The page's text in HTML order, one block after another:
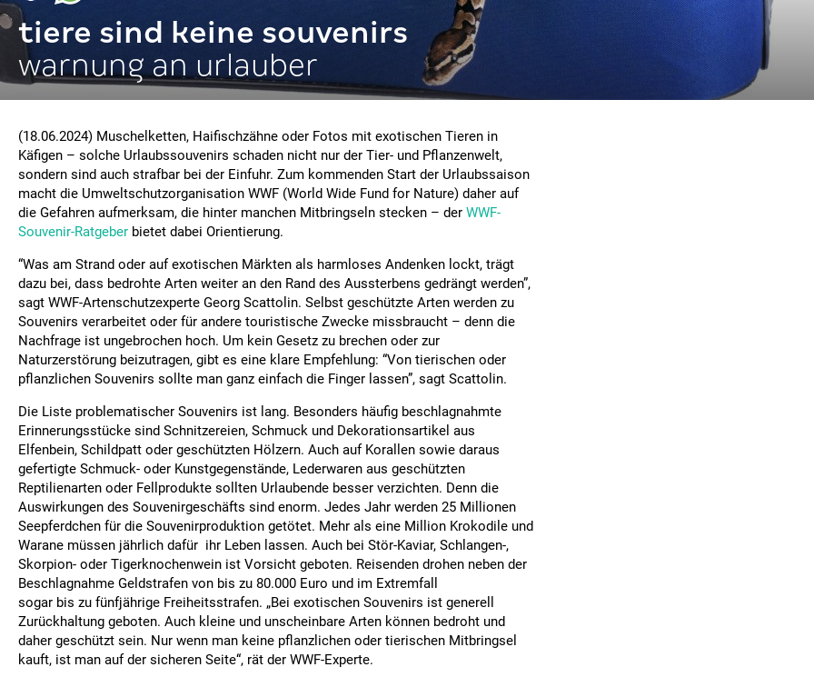
tiere sind keine souvenirs
warnung an urlauber
(18.06.2024) Muschelketten, Haifischzähne oder Fotos mit exotischen Tieren in
Käfigen – solche Urlaubssouvenirs schaden nicht nur der Tier- und Pflanzenwelt,
sondern sind auch strafbar bei der Einfuhr. Zum kommenden Start der Urlaubssaison
macht die Umweltschutzorganisation WWF (World Wide Fund for Nature) daher auf
die Gefahren aufmerksam, die hinter manchen Mitbringseln stecken – der WWF-
Souvenir-Ratgeber bietet dabei Orientierung.
“Was am Strand oder auf exotischen Märkten als harmloses Andenken lockt, trägt
dazu bei, dass bedrohte Arten weiter an den Rand des Aussterbens gedrängt werden”,
sagt WWF-Artenschutzexperte Georg Scattolin. Selbst geschützte Arten werden zu
Souvenirs verarbeitet oder für andere touristische Zwecke missbraucht – denn die
Nachfrage ist ungebrochen hoch. Um kein Gesetz zu brechen oder zur
Naturzerstörung beizutragen, gibt es eine klare Empfehlung: “Von tierischen oder
pflanzlichen Souvenirs sollte man ganz einfach die Finger lassen”, sagt Scattolin.
Die Liste problematischer Souvenirs ist lang. Besonders häufig beschlagnahmte
Erinnerungsstücke sind Schnitzereien, Schmuck und Dekorationsartikel aus
Elfenbein, Schildpatt oder geschützten Hölzern. Auch auf Korallen sowie daraus
gefertigte Schmuck- oder Kunstgegenstände, Lederwaren aus geschützten
Reptilienarten oder Fellprodukte sollten Urlaubende besser verzichten. Denn die
Auswirkungen des Souvenirgeschäfts sind enorm. Jedes Jahr werden 25 Millionen
Seepferdchen für die Souvenirproduktion getötet. Mehr als eine Million Krokodile und
Warane müssen jährlich dafür ihr Leben lassen. Auch bei Stör-Kaviar, Schlangen-,
Skorpion- oder Tigerknochenwein ist Vorsicht geboten. Reisenden drohen neben der
Beschlagnahme Geldstrafen von bis zu 80.000 Euro und im Extremfall
sogar bis zu fünfjährige Freiheitsstrafen. „Bei exotischen Souvenirs ist generell
Zurückhaltung geboten. Auch kleine und unscheinbare Arten können bedroht und
daher geschützt sein. Nur wenn man keine pflanzlichen oder tierischen Mitbringsel
kauft, ist man auf der sicheren Seite“, rät der WWF-Experte.